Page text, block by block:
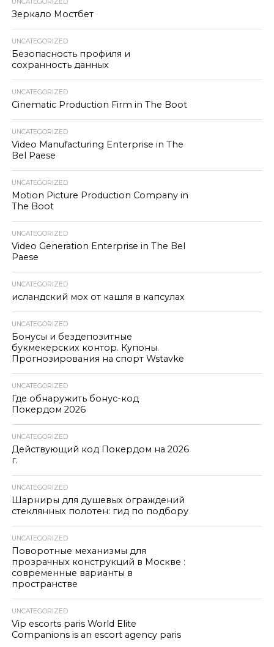
Зеркало Мостбет
UNCATEGORIZED
Безопасность профиля и
сохранность данных
UNCATEGORIZED
Cinematic Production Firm in The Boot
UNCATEGORIZED
Video Manufacturing Enterprise in The
Bel Paese
UNCATEGORIZED
Motion Picture Production Company in
The Boot
UNCATEGORIZED
Video Generation Enterprise in The Bel
Paese
UNCATEGORIZED
исландский мох от кашля в капсулах
UNCATEGORIZED
Бонусы и бездепозитные
букмекерских контор. Купоны.
Прогнозирования на спорт Wstavke
UNCATEGORIZED
Где обнаружить бонус-код
Покердом 2026
UNCATEGORIZED
Действующий код Покердом на 2026
г.
UNCATEGORIZED
Шарниры для душевых ограждений
стеклянных полотен: гид по подбору
UNCATEGORIZED
Поворотные механизмы для
прозрачных конструкций в Москве :
современные варианты в
пространстве
UNCATEGORIZED
Vip escorts paris World Elite
Companions is an escort agency paris